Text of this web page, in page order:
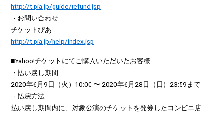
http://t.pia.jp/guide/refund.jsp
・お問い合わせ
チケットぴあ
http://t.pia.jp/help/index.jsp
■Yahoo!チケットにてご購入いただいたお客様
・払い戻し期間
2020年6月9日（火）10:00 〜 2020年6月28日（日）23:59まで
・払戻方法
払い戻し期間内に、対象公演のチケットを発券したコンビニ店